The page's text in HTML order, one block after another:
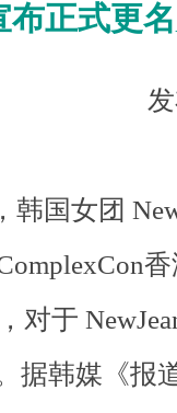
布正式更
国女团
对于
据韩媒《报